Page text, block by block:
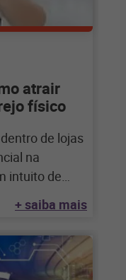
atrair
físico
de lojas
na
intuito de
+ saiba mais